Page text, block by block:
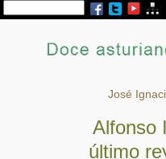
José
Alfonso
último